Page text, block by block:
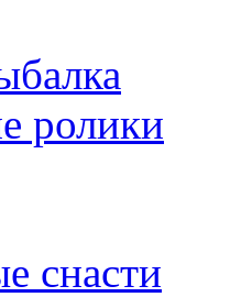
ролики
снасти